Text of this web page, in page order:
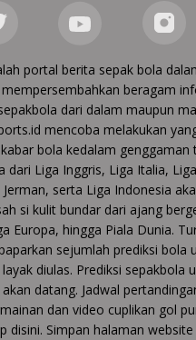
portal berita sepak bola
beragam
dari dalam maupun
mencoba melakukan
bola kedalam genggaman
dari Liga Inggris, Liga Italia,
serta Liga Indonesia
si kulit bundar dari ajang
Europa, hingga Piala Dunia.
sejumlah prediksi bola
diulas. Prediksi sepakbola
datang. Jadwal
dan video cuplikan gol
disini. Simpan halaman